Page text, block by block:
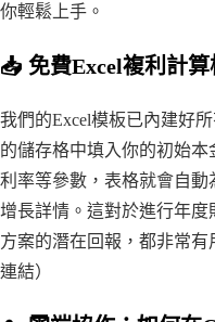
你輕鬆上手。
📥 免費Excel複利計
我們的Excel模板已內建好
的儲存格中填入你的初始
利率等參數，表格就會自
增長詳情。這對於進行年
方案的潛在回報，都非常
連結）